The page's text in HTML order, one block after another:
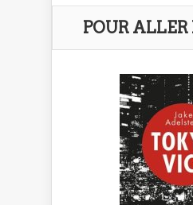
POUR ALLER